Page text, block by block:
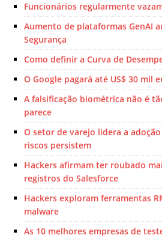
Funcionários regularmente
Aumento de plataformas GenAI
Segurança
Como definir a Curva de
O Google pagará até US$ 30 mil
A falsificação biométrica não é
parece
O setor de varejo lidera a
riscos persistem
Hackers afirmam ter roubado
registros do Salesforce
Hackers exploram ferramentas
malware
As 10 melhores empresas de